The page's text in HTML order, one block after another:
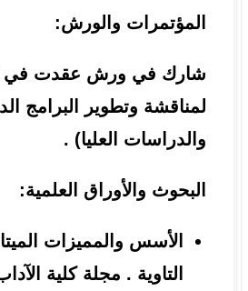
المؤتمرات والورش:
شارك في ورش عقدت في
لمناقشة وتطوير البرامج
والدراسات العليا) .
البحوث والأوراق العلمية:
الأسس والمميزات